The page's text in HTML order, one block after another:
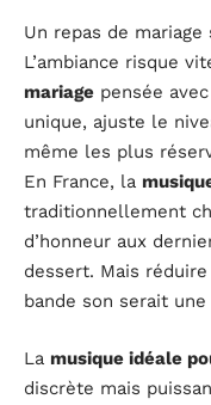
Un repas de mariage
L’ambiance risque
mariage pensée
unique, ajuste le
même les plus
En France, la
traditionnellement
d’honneur aux
dessert. Mais
bande son serait une
La musique idéale
discrète mais